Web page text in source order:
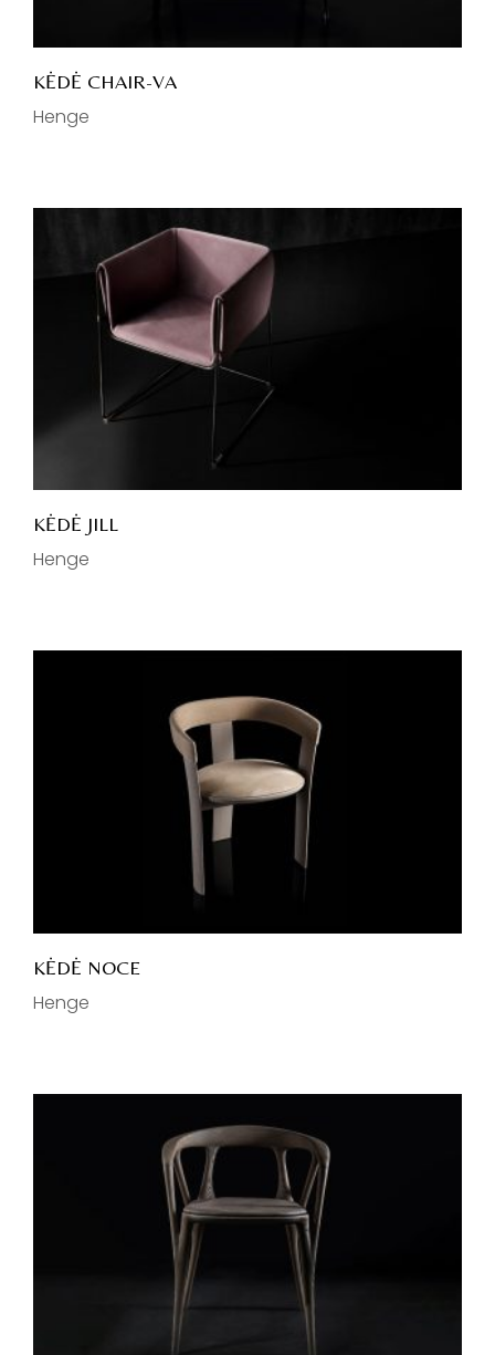
KĖDĖ CHAIR-VA
Henge
KĖDĖ JILL
Henge
KĖDĖ NOCE
Henge